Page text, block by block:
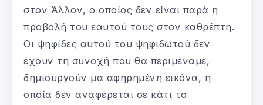
στον Άλλον, ο οποίος δεν είναι παρά η
προβολή του εαυτού τους στον καθρέπτη.
Οι ψηφίδες αυτού του ψηφιδωτού δεν
έχουν τη συνοχή που θα περιμέναμε,
δημιουργούν μα αφηρημένη εικόνα, η
οποία δεν αναφέρεται σε κάτι το